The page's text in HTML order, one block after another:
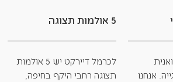
אנחנו
5 אולמות תצוגה
לכרמל דיירקט יש 5 אולמות
תצוגה רחבי היקף בחיפה,